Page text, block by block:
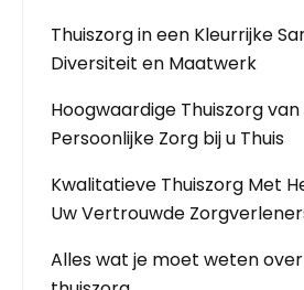
Thuiszorg in een Kleurrijke
Diversiteit en Maatwerk
Hoogwaardige Thuiszorg
Persoonlijke Zorg bij u Thuis
Kwalitatieve Thuiszorg Met
Uw Vertrouwde
Alles wat je moet weten